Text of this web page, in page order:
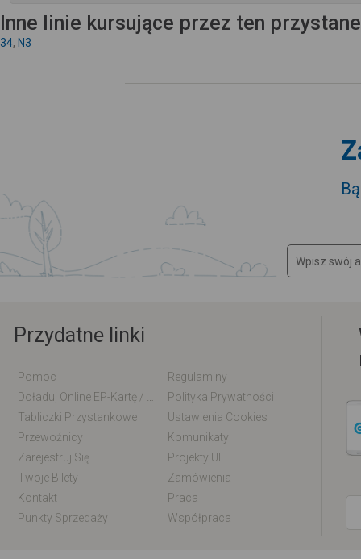
Inne linie kursujące przez ten
34, N3
Przydatne linki
Pomoc
Regulaminy
Polityka Prywatności
Tabliczki Przystankowe
Ustawienia Cookies
Przewoźnicy
Komunikaty
Zarejestruj Się
Projekty UE
Twoje Bilety
Zamówienia
Kontakt
Praca
Punkty Sprzedaży
Współpraca